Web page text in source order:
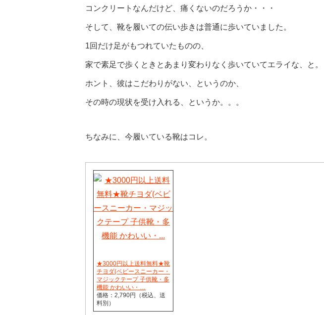
コンクリートなんだけど、痛くないのだろうか・・・
そして、靴を履いての伝い歩きは普通に歩いていました。
1回だけ足がもつれていたものの、
家で素足で歩くときとあまり変わりなく歩いていてエライな、と。
ホント、彼はこだわりがない、というのか、
その時の現状を受け入れる、というか。。。
ちなみに、今履いている靴はコレ。
★3000円以上送料無料★靴
チヨダ(ベビースニーカー・
マジックテープ 子供靴・多
機能 かわいい・…
価格：2,790円（税込、送
料別）